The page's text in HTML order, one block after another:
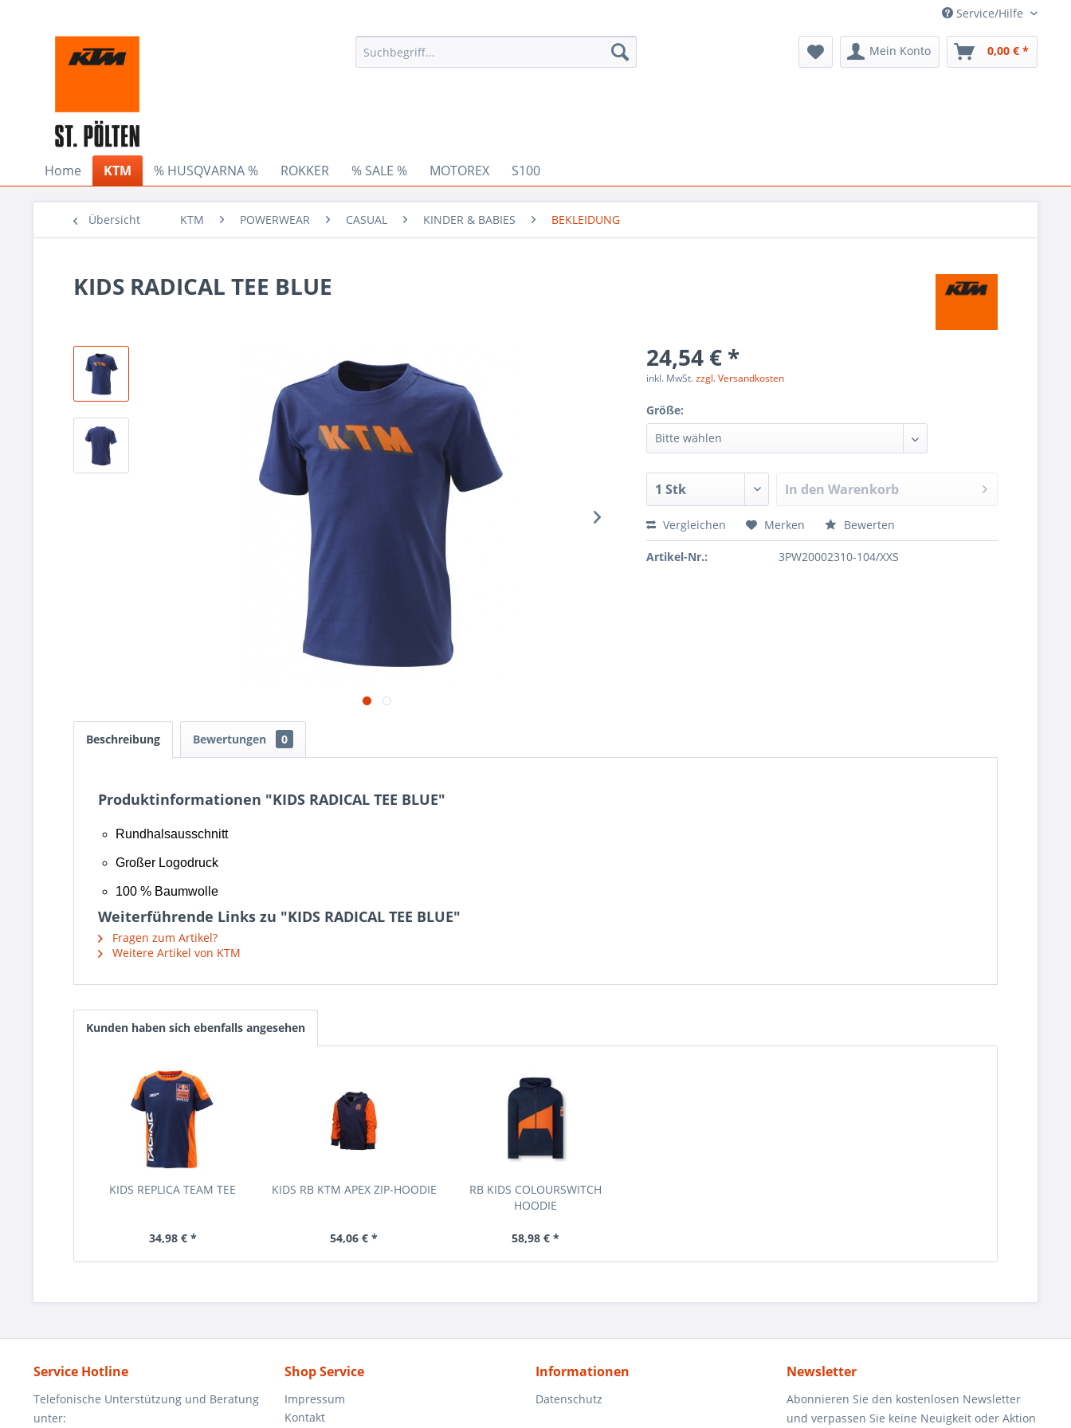
Service/Hilfe
Mein Konto 0,00 € *
Home KTM % HUSQVARNA % ROKKER % SALE % MOTOREX S100
Übersicht KTM POWERWEAR CASUAL KINDER & BABIES BEKLEIDUNG
KIDS RADICAL TEE BLUE
24,54 € *
inkl. MwSt.zzgl. Versandkosten
Größe:
In den Warenkorb
Vergleichen Merken Bewerten
Artikel-Nr.: 3PW20002310-104/XXS
Beschreibung Bewertungen 0
Produktinformationen "KIDS RADICAL TEE BLUE"
Rundhalsausschnitt
Großer Logodruck
100 % Baumwolle
Weiterführende Links zu "KIDS RADICAL TEE BLUE"
Fragen zum Artikel?
Weitere Artikel von KTM
Kunden haben sich ebenfalls angesehen
KIDS REPLICA TEAM TEE
34,98 € *
KIDS RB KTM APEX ZIP-HOODIE
54,06 € *
RB KIDS COLOURSWITCH
HOODIE
58,98 € *
Service Hotline
Telefonische Unterstützung und Beratung
unter:
Shop Service
Impressum
Kontakt
Informationen
Datenschutz
Newsletter
Abonnieren Sie den kostenlosen Newsletter
und verpassen Sie keine Neuigkeit oder Aktion